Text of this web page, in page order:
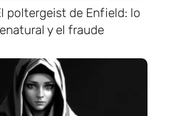
poltergeist de Enfield: lo
y el fraude